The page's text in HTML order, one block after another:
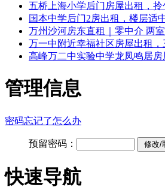
五桥上海小学后门房屋出租，拎
国本中学后门2房出租，楼层适
万州沙河房东直租｜零中介 两
万一中附近幸福社区房屋出租
高峰万二中实验中学龙凤鸣居房
管理信息
密码忘记了怎么办
预留密码：
快速导航